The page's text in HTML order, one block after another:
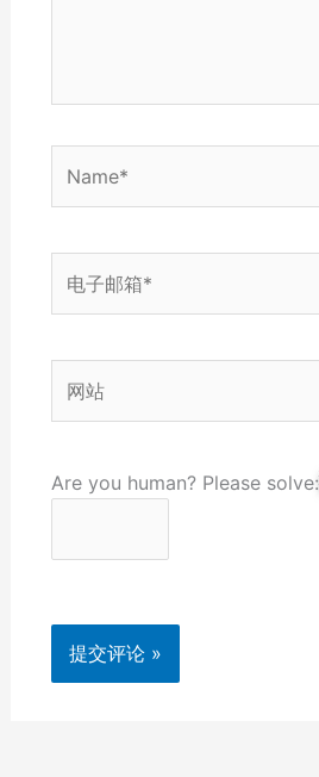
箱
站
Are you human? Please solve: